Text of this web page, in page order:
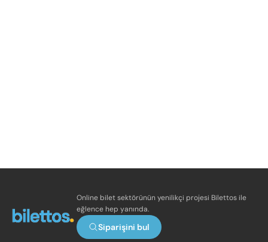
Online bilet sektörünün yenilikçi projesi Bilettos ile
eğlence hep yanında.
Siparişini bul